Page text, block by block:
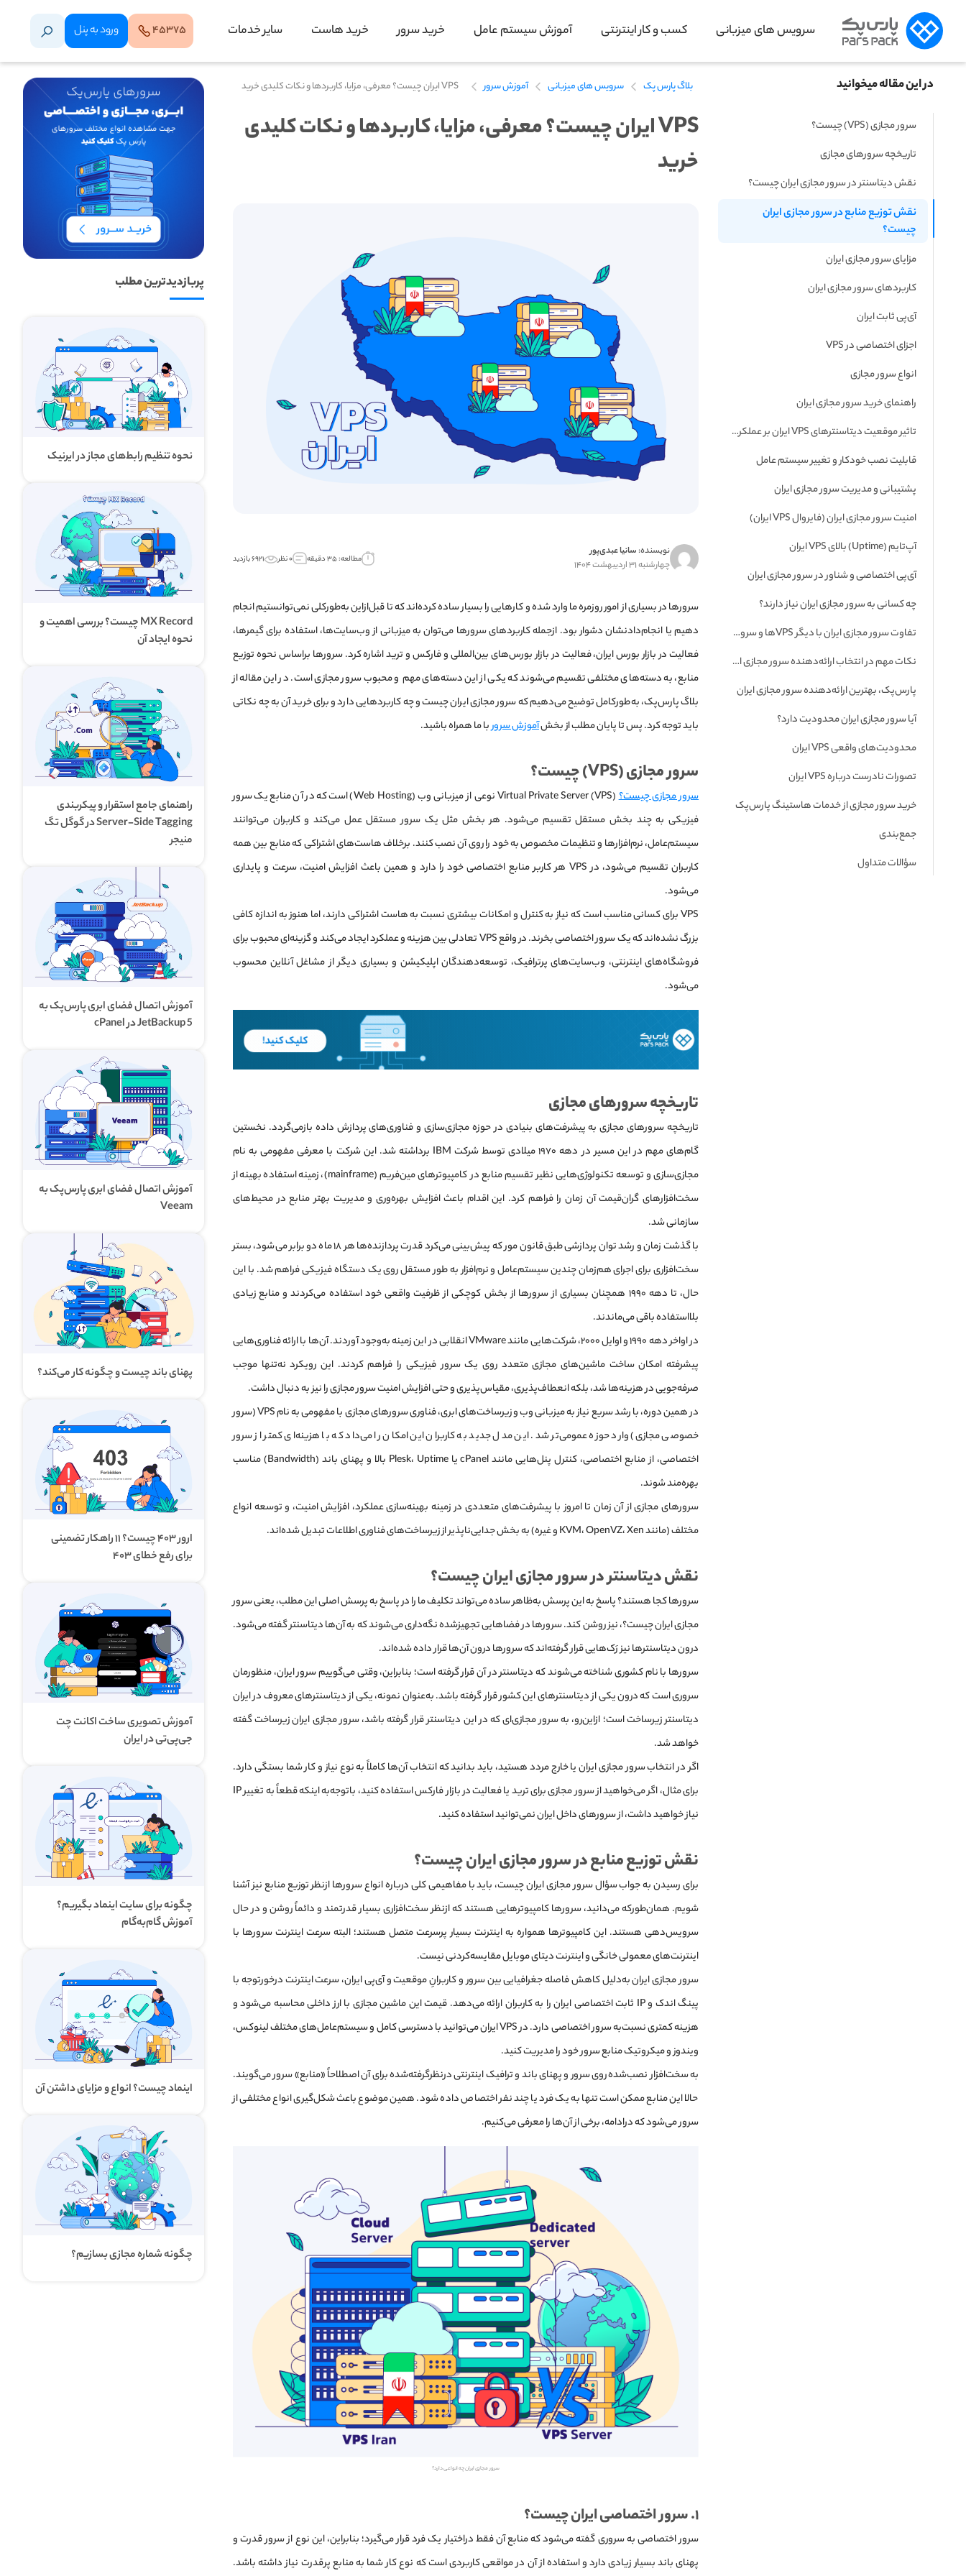
سرویس های میزبانی کسب و کار اینترنتی آموزش سیستم عامل خرید سرور خرید هاست سایر خدمات ۴۵۳۷۵ ورود‌ به‌ پنل
بلاگ پارس پک سرویس های میزبانی آموزش سرور VPS ایران چیست؟ معرفی، مزایا، کاربردها و نکات کلیدی خرید
VPS ایران چیست؟ معرفی، مزایا، کاربردها و نکات کلیدی
خرید
نویسنده: سانیا عبدی‌پور
چهارشنبه ۳۱ اردیبهشت ۱۴۰۴
مطالعه: ۳۵ دقیقه ۰ نظر ۶۹۲۱ بازدید
در این مقاله میخوانید
سرور مجازی (VPS) چیست؟
تاریخچه سرورهای مجازی
نقش دیتاسنتر در سرور مجازی ایران چیست؟
نقش توزیع منابع در سرور مجازی ایران
چیست؟
مزایای سرور مجازی ایران
کاربردهای سرور مجازی ایران
آی‌پی ثابت ایران
اجزای اختصاصی در VPS
انواع سرور مجازی
راهنمای خرید سرور مجازی ایران
تاثیر موقعیت دیتاسنترهای VPS ایران بر عملکرد وب‌سایت
قابلیت نصب خودکار و تغییر سیستم عامل
پشتیبانی و مدیریت سرور مجازی ایران
امنیت سرور مجازی ایران (فایروال VPS ایران)
آپ‌تایم (Uptime) بالای VPS ایران
آی‌پی اختصاصی و شناور در سرور مجازی ایران
چه کسانی به سرور مجازی ایران نیاز دارند؟
تفاوت سرور مجازی ایران با دیگر VPSها و سرویس‌ها
نکات مهم در انتخاب ارائه‌دهنده سرور مجازی ایران
پارس‌پک، بهترین ارائه‌دهنده سرور مجازی ایران
آیا سرور مجازی ایران محدودیت دارد؟
محدودیت‌های واقعی VPS ایران
تصورات نادرست درباره VPS ایران
خرید سرور مجازی از خدمات هاستینگ پارس‌پک
جمع‌بندی
سؤالات متداول
سرورها در بسیاری از امور روزمره ما وارد شده‌ و کارهایی را بسیار ساده کرده‌اند که تا قبل‌از‌این به‌طورکلی نمی‌توانستیم انجام
دهیم یا انجام‌دادنشان دشوار بود. ازجمله کاربردهای سرورها می‌توان به میزبانی از وب‌سایت‌ها، استفاده برای گیمرها،
فعالیت در بازار بورس ایران، فعالیت در بازار بورس‌های بین‌المللی و فارکس و ترید اشاره کرد. سرورها براساس نحوه توزیع
منابع، به دسته‌های مختلفی تقسیم می‌شوند که یکی از این دسته‌های مهم‌ و محبوب‌ سرور مجازی است. در این مقاله از
بلاگ پارس‌پک، به‌طورکامل توضیح می‌دهیم که سرور مجازی ایران چیست و چه کاربرد‌هایی دارد و برای خرید آن به چه نکاتی
باید توجه کرد. پس تا پایان مطلب از بخشآموزش سروربا ما همراه باشید.
سرور مجازی (VPS) چیست؟
سرور مجازی چیست؟
Virtual Private Server (VPS) نوعی از میزبانی وب (Web Hosting) است که در آن منابع یک سرور
فیزیکی به چند بخش مستقل تقسیم می‌شود. هر بخش مثل یک سرور مستقل عمل می‌کند و کاربران می‌توانند
سیستم‌عامل، نرم‌افزارها و تنظیمات مخصوص به خود را روی آن نصب کنند. برخلاف هاست‌های اشتراکی که منابع بین همه
کاربران تقسیم می‌شود، در VPS هر کاربر منابع اختصاصی خود را دارد و همین باعث افزایش امنیت، سرعت و پایداری
می‌شود.
VPS برای کسانی مناسب است که نیاز به کنترل و امکانات بیشتری نسبت به هاست اشتراکی دارند، اما هنوز به اندازه کافی
بزرگ نشده‌اند که یک سرور اختصاصی بخرند. در واقع VPS تعادلی بین هزینه و عملکرد ایجاد می‌کند و گزینه‌ای محبوب برای
فروشگاه‌های اینترنتی، وب‌سایت‌های پرترافیک، توسعه‌دهندگان اپلیکیشن و بسیاری دیگر از مشاغل آنلاین محسوب
می‌شود.
تاریخچه سرورهای مجازی
تاریخچه سرورهای مجازی به پیشرفت‌های بنیادی در حوزه مجازی‌سازی و فناوری‌های پردازش داده بازمی‌گردد. نخستین
گام‌های مهم در این مسیر در دهه ۱۹۷۰ میلادی توسط شرکت IBM برداشته شد. این شرکت با معرفی مفهومی به نام
مجازی‌سازی و توسعه تکنولوژی‌هایی نظیر تقسیم منابع در کامپیوترهای مین‌فریم (mainframe)، زمینه استفاده بهینه از
سخت‌افزارهای گران‌قیمت آن زمان را فراهم کرد. این اقدام باعث افزایش بهره‌وری و مدیریت بهتر منابع در محیط‌های
سازمانی شد.
با گذشت زمان و رشد توان پردازشی طبق قانون مور که پیش‌بینی می‌کرد قدرت پردازنده‌ها هر ۱۸ ماه دو برابر می‌شود، بستر
سخت‌افزاری برای اجرای هم‌زمان چندین سیستم‌عامل و نرم‌افزار به طور مستقل روی یک دستگاه فیزیکی فراهم شد. با این
حال، تا دهه ۱۹۹۰ همچنان بسیاری از سرورها از بخش کوچکی از ظرفیت واقعی خود استفاده می‌کردند و منابع زیادی
بلااستفاده باقی می‌ماندند.
در اواخر دهه ۱۹۹۰ و اوایل ۲۰۰۰، شرکت‌هایی مانند VMware انقلابی در این زمینه به‌وجود آوردند. آن‌ها با ارائه فناوری‌هایی
پیشرفته امکان ساخت ماشین‌های مجازی متعدد روی یک سرور فیزیکی را فراهم کردند. این رویکرد نه‌تنها موجب
صرفه‌جویی در هزینه‌ها شد، بلکه انعطاف‌پذیری، مقیاس‌پذیری و حتی افزایش امنیت سرور مجازی را نیز به دنبال داشت.
در همین دوره، با رشد سریع نیاز به میزبانی وب و زیرساخت‌های ابری، فناوری سرورهای مجازی با مفهومی به نام VPS (سرور
خصوصی مجازی) وارد حوزه عمومی‌تر شد. این مدل جدید به کاربران این امکان را می‌داد که با هزینه‌ای کمتر از سرور
اختصاصی، از منابع اختصاصی، کنترل پنل‌هایی مانند cPanel یا Plesk، Uptime بالا و پهنای باند (Bandwidth) مناسب
بهره‌مند شوند.
سرورهای مجازی از آن زمان تا امروز با پیشرفت‌های متعددی در زمینه بهینه‌سازی عملکرد، افزایش امنیت، و توسعه انواع
مختلف (مانند KVM، OpenVZ، Xen و غیره) به بخش جدایی‌ناپذیر از زیرساخت‌های فناوری اطلاعات تبدیل شده‌اند.
نقش دیتاسنتر درسرور مجازی ایران چیست؟
سرورها کجا هستند؟ پاسخ به این پرسش به‌ظاهر ساده می‌تواند تکلیف ما را در پاسخ به پرسش اصلی این مطلب، یعنی سرور
مجازی ایران چیست؟، نیز روشن کند. سرورها در فضاهایی تجهیز‌شده نگه‌داری می‌شوند که به آن‌ها دیتاسنتر گفته می‌شود.
درون دیتاسنترها نیز رَک‌هایی قرار گرفته‌اند که سرورها درون آن‌ها قرار داده شده‌اند.
سرورها با نام کشوری شناخته می‌شوند که دیتاسنتر در آن قرار گرفته است؛ بنابراین، وقتی می‌گوییم سرور ایران، منظورمان
سروری است که درون یکی از دیتاسنترهای این کشور قرار گرفته باشد. به‌عنوان نمونه، یکی از دیتاسنترهای معروف در ایران
دیتاسنتر زیرساخت است؛ ازاین‌رو، به سرور مجازی‌ای که در این دیتاسنتر قرار گرفته باشد، سرور مجازی ایران زیرساخت گفته
خواهد شد.
اگر در انتخاب سرور مجازی ایران یا خارج مردد هستید، باید بدانید که انتخاب آن‌ها کاملاً به نوع نیاز و کار شما بستگی دارد.
برای مثال، اگر می‌خواهید از سرور مجازی برای ترید یا فعالیت در بازار فارکس استفاده کنید، باتوجه‌به اینکه قطعاً به تغییر IP
نیاز خواهید داشت، از سرورهای داخل ایران نمی‌توانید استفاده کنید.
نقش توزیع منابع درسرور مجازی ایران چیست؟
برای رسیدن به جواب سؤال سرور مجازی ایران چیست، باید با مفاهیمی کلی درباره انواع سرورها از‌نظر توزیع منابع نیز آشنا
شویم. همان‌طور‌که می‌دانید، سرورها کامپیوترهایی هستند که از‌نظر سخت‌افزاری بسیار قدرتمند و دائماً روشن و در حال
سرویس‌دهی هستند. این کامپیوترها همواره به اینترنت بسیار پرسرعت متصل هستند؛ البته سرعت اینترنت سرورها با
اینترنت‌های معمولی خانگی و اینترنت دیتای موبایل مقایسه‌کردنی نیست.
سرور مجازی ایران به‌دلیل کاهش فاصله جغرافیایی بین سرور و کاربرانِ موقعیت و آی‌پی ایران، سرعت اینترنت درخورتوجه با
پینگ اندک و IP ثابت اختصاصی ایران را به کاربران ارائه می‌دهد. قیمت این ماشین مجازی با ارز داخلی محاسبه می‌شود و
هزینه کمتری نسبت‌به سرور اختصاصی دارد. در VPS ایران می‌توانید با دسترسی کامل و سیستم‌عامل‌های مختلف لینوکس،
ویندوز و میکروتیک منابع سرور خود را مدیریت کنید.
به سخت‌افزار نصب‌شده روی سرور و پهنای باند و ترافیک اینترنتی درنظرگرفته‌شده برای آن اصطلاحاً «منابع» سرور می‌گویند.
حالا این منابع ممکن است تنها به یک فرد یا چند نفر اختصاص داده شود. همین موضوع باعث شکل‌گیری انواع مختلفی از
سرور می‌شود که در‌ادامه، برخی از آن‌ها را معرفی می‌کنیم.
سرور مجازی ایران چه انواعی دارد؟
۱. سرور اختصاصی ایران چیست؟
سرور اختصاصی به سروری گفته می‌شود که منابع آن فقط دراختیار یک فرد قرار می‌گیرد؛ بنابراین، این نوع از سرور قدرت و
پهنای باند بسیار زیادی دارد و استفاده از آن در مواقعی کاربردی است که نوع کار شما به منابع پرقدرت نیاز داشته باشد.
پربازدیدترین مطلب
نحوه تنظیم رابط‌های مجاز در ایرنیک
MX Record چیست؟ بررسی اهمیت و
نحوه ایجاد آن
راهنمای جامع استقرار و پیکربندی
Server-Side Tagging در گوگل تگ
منیجر
آموزش اتصال فضای ابری پارس‌پک به
JetBackup 5 در cPanel
آموزش اتصال فضای ابری پارس‌پک به
Veeam
پهنای باند چیست و چگونه کار می‌کند؟
ارور ۴۰۳ چیست؟ ۱۱ راهکار تضمینی
برای رفع خطای ۴۰۳
آموزش تصویری ساخت اکانت چت
جی‌پی‌تی در ایران
چگونه برای سایت اینماد بگیریم؟
آموزش گام‌به‌گام
اینماد چیست؟ انواع و مزایای داشتن آن
چگونه شماره مجازی بسازیم؟